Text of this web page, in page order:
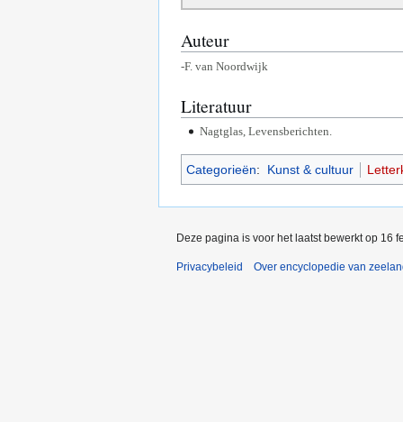
Auteur
-F. van Noordwijk
Literatuur
Nagtglas, Levensberichten.
Categorieën: Kunst & cultuur
Deze pagina is voor het laatst bewerkt op 16
Privacybeleid Over encyclopedie van